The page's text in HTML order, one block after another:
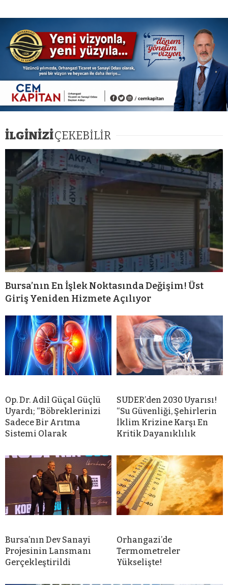
İLGİNİZİÇEKEBİLİR
Bursa’nın En İşlek Noktasında Değişim! Üst
Giriş Yeniden Hizmete Açılıyor
Op. Dr. Adil Güçal Güçlü
Uyardı; “Böbreklerinizi
Sadece Bir Arıtma
Sistemi Olarak
SUDER’den 2030 Uyarısı!
“Su Güvenliği, Şehirlerin
İklim Krizine Karşı En
Kritik Dayanıklılık
Bursa’nın Dev Sanayi
Projesinin Lansmanı
Gerçekleştirildi
Orhangazi’de
Termometreler
Yükselişte!